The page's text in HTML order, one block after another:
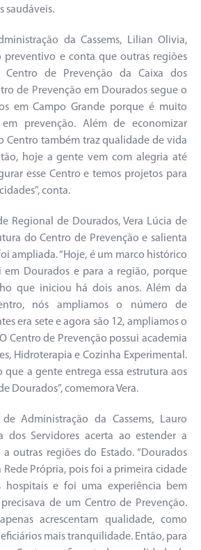
saudáveis.
da Cassems, Lilian Olivia,
preventivo e conta que outras regiões
Centro de Prevenção da Caixa dos
de Prevenção em Dourados segue o
em Campo Grande porque é muito
prevenção. Além de economizar
Centro também traz qualidade de vida
hoje a gente vem com alegria até
esse Centro e temos projetos para
conta.
Regional de Dourados, Vera Lúcia de
do Centro de Prevenção e salienta
ampliada. “Hoje, é um marco histórico
em Dourados e para a região, porque
que iniciou há dois anos. Além da
nós ampliamos o número de
era sete e agora são 12, ampliamos o
Centro de Prevenção possui academia
Hidroterapia e Cozinha Experimental.
a gente entrega essa estrutura aos
Dourados”, comemora Vera.
Administração da Cassems, Lauro
dos Servidores acerta ao estender a
outras regiões do Estado. “Dourados
Própria, pois foi a primeira cidade
hospitais e foi uma experiência bem
de um Centro de Prevenção.
acrescentam qualidade, como
mais tranquilidade. Então, para